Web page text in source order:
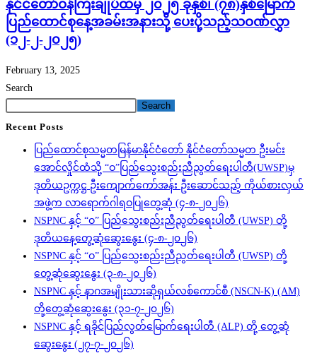
နိုင်ငံတော်ဝန်ကြီးချုပ်ထံမှ ၂၀၂၅ ခုနှစ်၊ (၇၈)နှစ်မြောက်
ပြည်ထောင်စုနေ့အခမ်းအနားသို့ ပေးပို့သည့်သဝဏ်လွှာ
(၁၂-၂-၂၀၂၅)
February 13, 2025
Search
Search
Recent Posts
ပြည်ထောင်စုသမ္မတမြန်မာနိုင်ငံတော် နိုင်ငံတော်သမ္မတ ဦးမင်း
အောင်လှိုင်ထံသို့ “ဝ”ပြည်သွေးစည်းညီညွတ်ရေးပါတီ(UWSP)မှ
ဒုတိယဥက္ကဋ္ဌ ဦးကျောက်ကော်အန်း ဦးဆောင်သည့် ကိုယ်စားလှယ်
အဖွဲ့က လာရောက်ဂါရဝပြုတွေ့ဆုံ (၄-၈-၂၀၂၆)
NSPNC နှင့် “ဝ” ပြည်သွေးစည်းညီညွတ်ရေးပါတီ (UWSP) တို့
ဒုတိယနေ့တွေ့ဆုံဆွေးနွေး (၄-၈-၂၀၂၆)
NSPNC နှင့် “ဝ” ပြည်သွေးစည်းညီညွတ်ရေးပါတီ (UWSP) တို့
တွေ့ဆုံဆွေးနွေး (၃-၈-၂၀၂၆)
NSPNC နှင့် နာဂအမျိုးသားဆိုရှယ်လစ်ကောင်စီ (NSCN-K) (AM)
တို့တွေ့ဆုံဆွေးနွေး (၃၁-၇-၂၀၂၆)
NSPNC နှင့် ရခိုင်ပြည်လွတ်မြောက်ရေးပါတီ (ALP) တို့ တွေ့ဆုံ
ဆွေးနွေး (၂၇-၇-၂၀၂၆)